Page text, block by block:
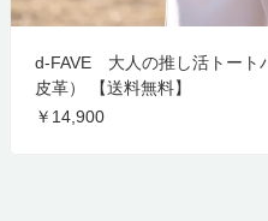
d-FAVE 大人の推し活トー
皮革） 【送料無料】
￥14,900